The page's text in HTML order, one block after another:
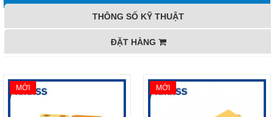
THÔNG SỐ KỸ THUẬT
ĐẶT HÀNG
MỚI MỚI